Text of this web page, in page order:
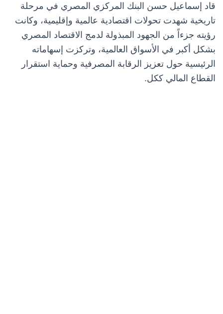
قاد إسماعيل حسن البنك المركزي المصري في مرحلة
تاريخية شهدت تحولات اقتصادية عالمية وإقليمية، وكانت
رؤيته جزءاً من الجهود المبذولة لدمج الاقتصاد المصري
بشكل أكبر في الأسواق العالمية، وتركزت إسهاماته
الرئيسية حول تعزيز الرقابة المصرفية وحماية استقرار
القطاع المالي ككل.